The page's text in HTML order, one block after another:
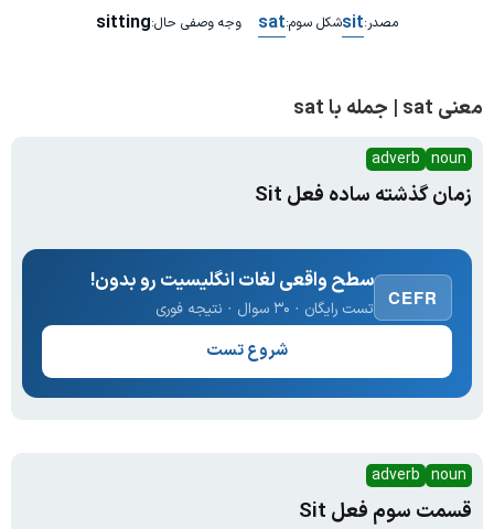
مصدر:sitشکل سوم:sat وجه وصفی حال:sitting
معنی sat | جمله با sat
noun
adverb
زمان گذشته ساده فعل Sit
CEFR
سطح واقعی لغات انگلیسیت رو بدون!
تست رایگان · ۳۰ سوال · نتیجه فوری
شروع تست
noun
adverb
قسمت سوم فعل Sit